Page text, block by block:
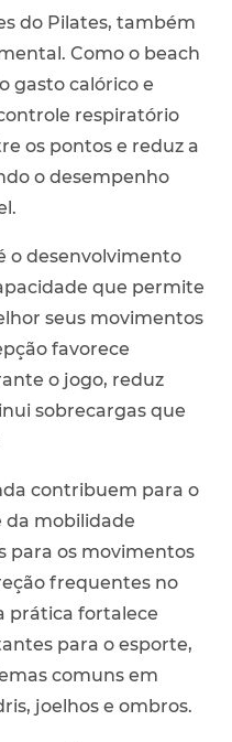
do Pilates, também
Como o beach
gasto calórico e
respiratório
os pontos e reduz a
o desempenho
o desenvolvimento
que permite
seus movimentos
favorece
o jogo, reduz
sobrecargas que
contribuem para o
da mobilidade
para os movimentos
frequentes no
prática fortalece
para o esporte,
comuns em
joelhos e ombros.